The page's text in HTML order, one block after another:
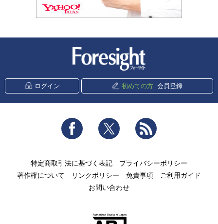
ログイン 初めての方 会員登録
Facebook Twitter
特定商取引法に基づく表記
プライバシーポリシー
著作権について
リンクポリシー 免責事項
ご利用ガイド
お問い合わせ